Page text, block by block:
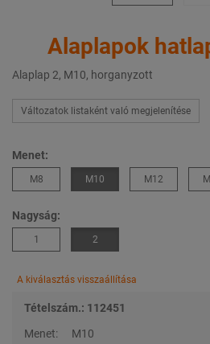
Alaplapok
Alaplap 2, M10, horganyzott
Változatok listaként való megjelenítése
Menet:
M8 M10 M12
Nagyság:
1 2
A kiválasztás visszaállítása
Tételszám.: 112451
Menet:
M10